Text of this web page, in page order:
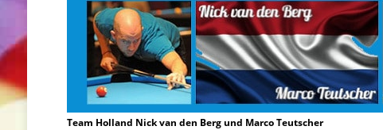
Team Holland Nick van den Berg und Marco Teutscher